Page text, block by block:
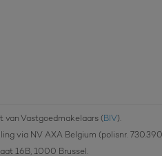
Vastgoedmakelaars ( BIV).
via NV AXA Belgium (polisnr.
16B, 1000 Brussel.